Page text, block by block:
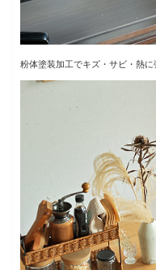
粉体塗装加工でキズ・サビ・熱に